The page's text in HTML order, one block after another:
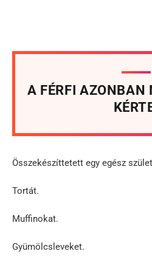
A FÉRFI AZONBAN
Összekészíttetett egy egész
Tortát.
Muffinokat.
Gyümölcsleveket.